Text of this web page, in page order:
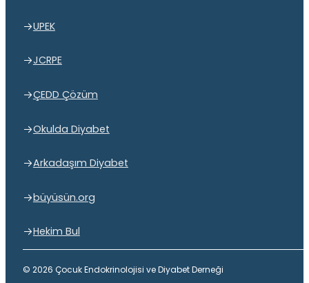
UPEK
JCRPE
ÇEDD Çözüm
Okulda Diyabet
Arkadaşım Diyabet
büyüsün.org
Hekim Bul
© 2026 Çocuk Endokrinolojisi ve Diyabet Derneği